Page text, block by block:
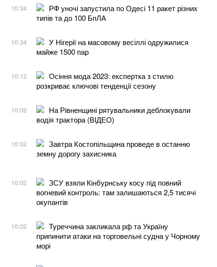
10:34
РФ уночі запустила по Одесі 11 ракет різних
типів та до 100 БпЛА
10:34
У Нігерії на масовому весіллі одружилися
майже 1500 пар
10:12
Осіння мода 2023: експертка з стилю
розкриває ключові тенденції сезону
10:02
На Рівненщині рятувальники деблокували
водія трактора (ВІДЕО)
10:02
Завтра Костопільщина проведе в останню
земну дорогу захисника
10:02
ЗСУ взяли Кінбурнську косу під повний
вогневий контроль: там залишаються 2,5 тисячі
окупантів
10:02
Туреччина закликала рф та Україну
припинити атаки на торговельні судна у Чорному
морі